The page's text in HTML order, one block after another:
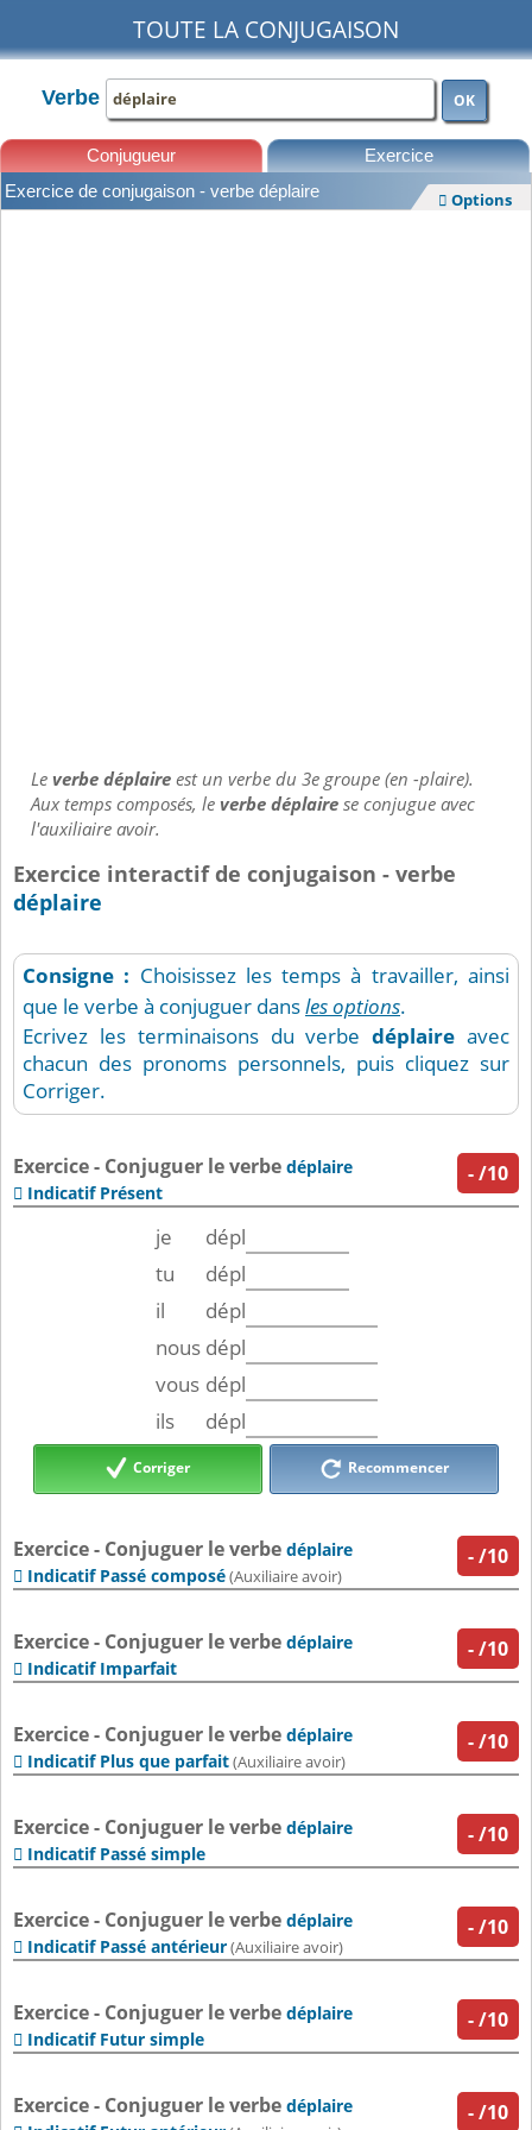
TOUTE LA CONJUGAISON
Verbe OK
Conjugueur Exercice
Exercice de conjugaison - verbe déplaire  Options
Leverbe déplaireest un verbe du 3e groupe (en -plaire).
Aux temps composés, leverbe déplairese conjugue avec
l'auxiliaire avoir.
Exercice interactif de conjugaison - verbe
déplaire
Consigne : Choisissez les temps à travailler, ainsi
que le verbe à conjuguer dansles options.
Ecrivez les terminaisons du verbedéplaire avec
chacun des pronoms personnels, puis cliquez sur
Corriger.
-/10
Exercice - Conjuguer le verbe déplaire
 Indicatif Présent
je
dépl
tu
dépl
il
dépl
nous dépl
vous dépl
ils
dépl
Corriger Recommencer
-/10
Exercice - Conjuguer le verbe déplaire
 Indicatif Passé composé(Auxiliaire avoir)
-/10
Exercice - Conjuguer le verbe déplaire
 Indicatif Imparfait
-/10
Exercice - Conjuguer le verbe déplaire
 Indicatif Plus que parfait(Auxiliaire avoir)
-/10
Exercice - Conjuguer le verbe déplaire
 Indicatif Passé simple
-/10
Exercice - Conjuguer le verbe déplaire
 Indicatif Passé antérieur(Auxiliaire avoir)
-/10
Exercice - Conjuguer le verbe déplaire
 Indicatif Futur simple
-/10
Exercice - Conjuguer le verbe déplaire